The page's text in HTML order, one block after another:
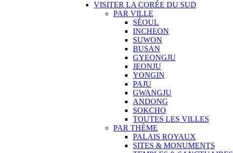
VISITER LA CORÉE DU SUD
PAR VILLE
SÉOUL
INCHEON
SUWON
BUSAN
GYEONGJU
JEONJU
YONGIN
PAJU
GWANGJU
ANDONG
SOKCHO
TOUTES LES VILLES
PAR THÈME
PALAIS ROYAUX
SITES & MONUMENTS